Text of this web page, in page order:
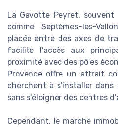
La Gavotte Peyret, souvent
comme Septèmes-les-
placée entre des axes de
facilite l'accès aux
proximité avec des pôles
Provence offre un attrait
cherchent à s'installer dans
sans s'éloigner des centres
Cependant, le marché